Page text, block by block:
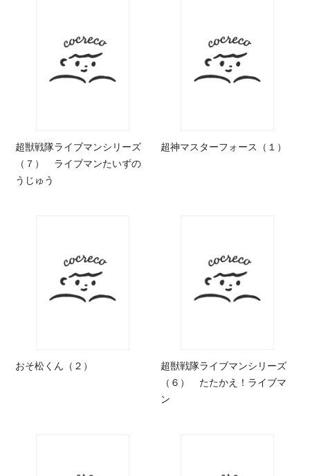
超獣戦隊ライブマンシリーズ
（７） ライブマンたいずの
うじゅう
超神マスターフォース（１）
おそ松くん（２）
超獣戦隊ライブマンシリーズ
（６） たたかえ！ライブマ
ン